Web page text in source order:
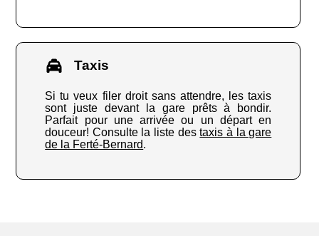
Taxis
Si tu veux filer droit sans attendre, les taxis
sont juste devant la gare prêts à bondir.
Parfait pour une arrivée ou un départ en
douceur! Consulte la liste destaxis à la gare
de la Ferté-Bernard.